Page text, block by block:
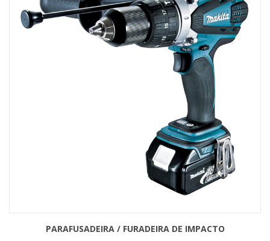
PARAFUSADEIRA / FURADEIRA DE IMPACTO